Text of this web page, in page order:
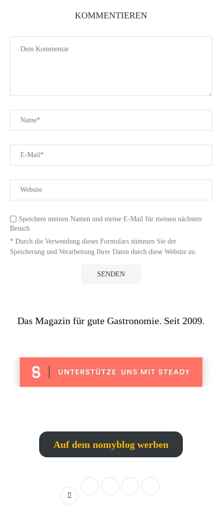
KOMMENTIEREN
Speichere meinen Namen und meine E-Mail für meinen nächsten
Besuch
* Durch die Verwendung dieses Formulars stimmen Sie der
Speicherung und Verarbeitung Ihrer Daten durch diese Website zu.
Das Magazin für gute Gastronomie. Seit 2009.
Auf dem nomyblog werben